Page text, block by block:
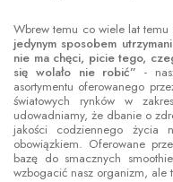
Wbrew temu co wiele lat temu
jedynym sposobem
nie ma chęci, picie tego,
się wolało nie robić”-
asortymentu oferowanego
światowych rynków w
udowadniamy, że dbanie o
jakości codziennego życia
obowiązkiem. Oferowane
bazę do smacznych
wzbogacić nasz organizm, ale